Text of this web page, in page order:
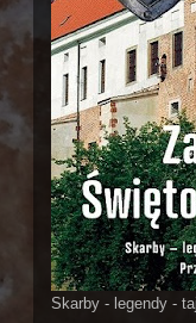
Skarby - legendy -